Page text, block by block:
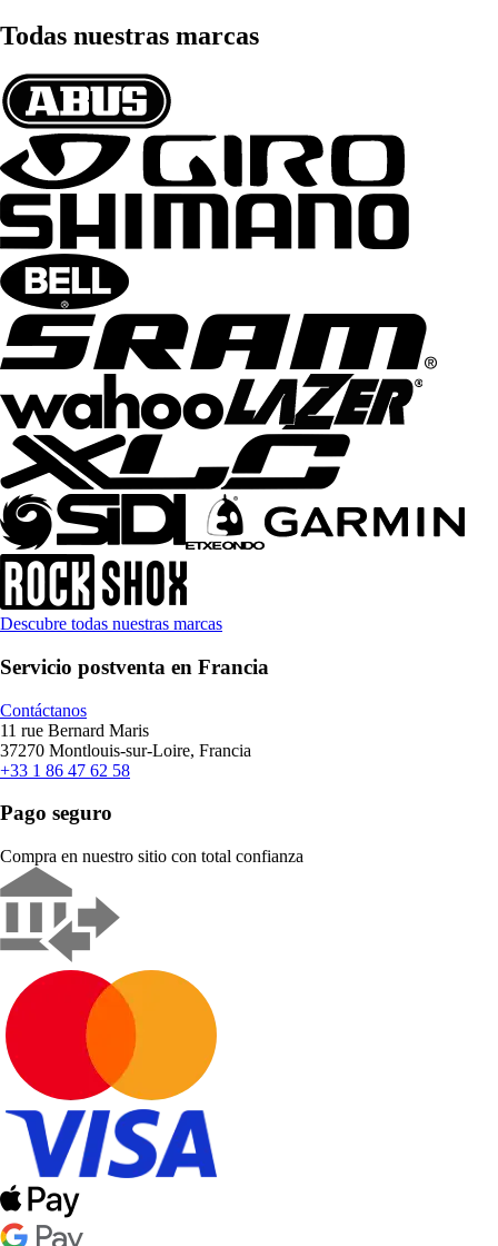
Todas nuestras marcas
Descubre todas nuestras marcas
Servicio postventa en Francia
Contáctanos
11 rue Bernard Maris
37270 Montlouis-sur-Loire, Francia
+33 1 86 47 62 58
Pago seguro
Compra en nuestro sitio con total confianza